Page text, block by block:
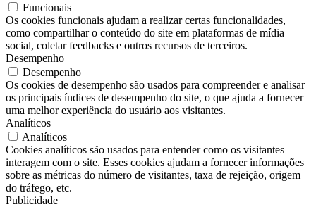
Funcionais
Os cookies funcionais ajudam a realizar certas funcionalidades,
como compartilhar o conteúdo do site em plataformas de mídia
social, coletar feedbacks e outros recursos de terceiros.
Desempenho
Desempenho
Os cookies de desempenho são usados ​​para compreender e analisar
os principais índices de desempenho do site, o que ajuda a fornecer
uma melhor experiência do usuário aos visitantes.
Analíticos
Analíticos
Cookies analíticos são usados ​​para entender como os visitantes
interagem com o site. Esses cookies ajudam a fornecer informações
sobre as métricas do número de visitantes, taxa de rejeição, origem
do tráfego, etc.
Publicidade